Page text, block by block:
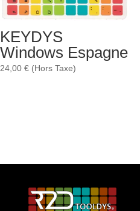
KEYDYS
Windows Espagne
24,00 € (Hors Taxe)